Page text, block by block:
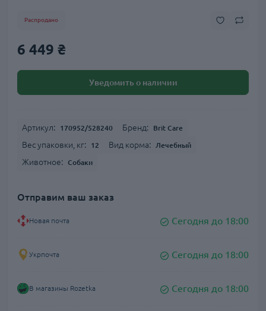
Распродано
6 449 ₴
Уведомить о наличии
Артикул: 170952/528240 Бренд: Brit Care
Вес упаковки, кг: 12 Вид корма: Лечебный
Животное: Собаки
Отправим ваш заказ
Новая почта Сегодня до 18:00
Укрпочта Сегодня до 18:00
В магазины Rozetka Сегодня до 18:00